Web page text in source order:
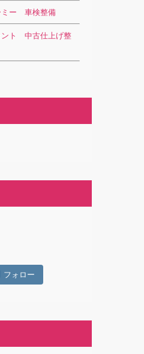
ー 車検整備
ト 中古仕上げ整
フォロー